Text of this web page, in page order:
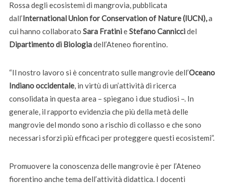
Rossa degli ecosistemi di mangrovia, pubblicata
dall’InternationalUnion for Conservation of Nature (IUCN),a
cui hanno collaborato Sara FratinieStefano Canniccidel
Dipartimento di Biologiadell’Ateneo fiorentino.
“Il nostro lavoro si è concentrato sulle mangrovie dell’Oceano
Indiano occidentale, in virtù di un’attività di ricerca
consolidata in questa area – spiegano i due studiosi –. In
generale, il rapporto evidenzia che più della metà delle
mangrovie del mondo sono a rischio di collasso e che sono
necessari sforzi più efficaci per proteggere questi ecosistemi”.
Promuovere la conoscenza delle mangrovie è per l’Ateneo
fiorentino anche tema dell’attività didattica. I docenti